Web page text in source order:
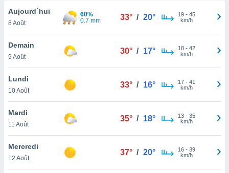
et
»,
au
vous
ou
de
ainsi
Aujourd´hui
8 Août
60%
0.7 mm
33° / 20° 19- 45
km/h
Demain
9 Août
30° / 17° 18- 42
km/h
Lundi
10 Août
33° / 16° 17- 41
km/h
Mardi
11 Août
35° / 18° 13- 35
km/h
Mercredi
12 Août
37° / 20° 16- 39
km/h